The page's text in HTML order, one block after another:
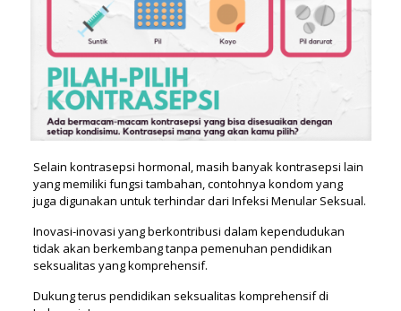
Selain kontrasepsi hormonal, masih banyak kontrasepsi lain
yang memiliki fungsi tambahan, contohnya kondom yang
juga digunakan untuk terhindar dari Infeksi Menular Seksual.
Inovasi-inovasi yang berkontribusi dalam kependudukan
tidak akan berkembang tanpa pemenuhan pendidikan
seksualitas yang komprehensif.
Dukung terus pendidikan seksualitas komprehensif di